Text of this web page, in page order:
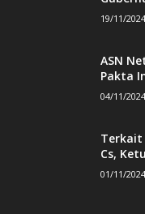
19/11/2024
ASN
Pakta
04/11/2024
Terkait
Cs,
01/11/2024